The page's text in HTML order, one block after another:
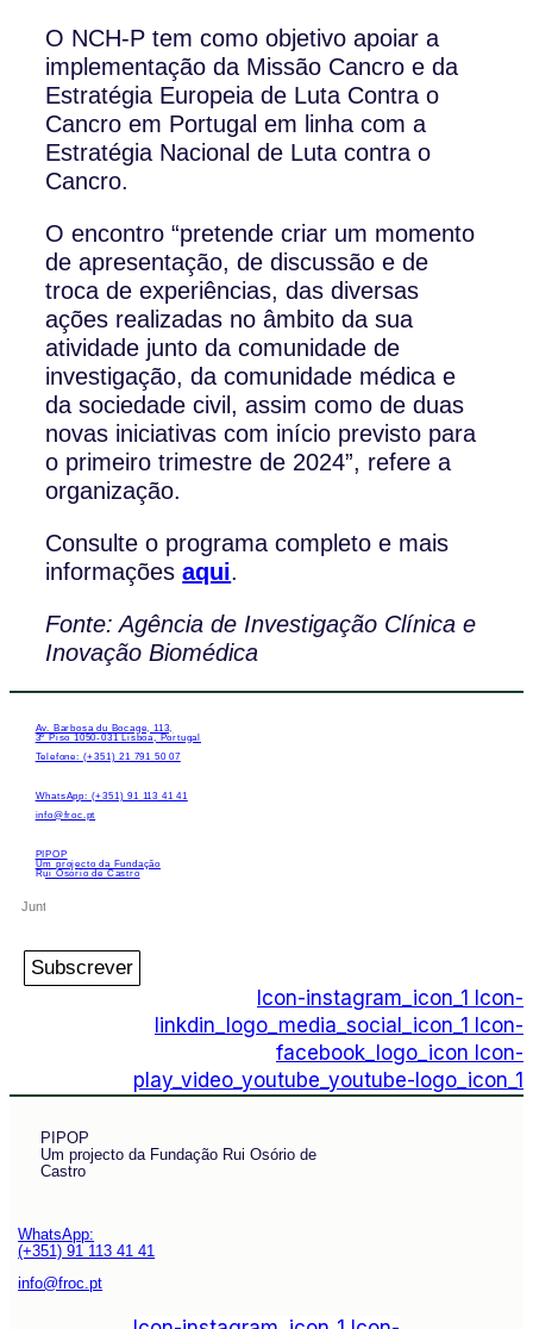
O NCH-P tem como objetivo apoiar a
implementação da Missão Cancro e da
Estratégia Europeia de Luta Contra o
Cancro em Portugal em linha com a
Estratégia Nacional de Luta contra o
Cancro.
O encontro “pretende criar um momento
de apresentação, de discussão e de
troca de experiências, das diversas
ações realizadas no âmbito da sua
atividade junto da comunidade de
investigação, da comunidade médica e
da sociedade civil, assim como de duas
novas iniciativas com início previsto para
o primeiro trimestre de 2024”, refere a
organização.
Consulte o programa completo e mais
informaçõesaqui.
Fonte: Agência de Investigação Clínica e
Inovação Biomédica
Av. Barbosa du Bocage, 113,
3º Piso 1050-031 Lisboa, Portugal
Telefone: (+351) 21 791 50 07
WhatsApp: (+351) 91 113 41 41
info@froc.pt
PIPOP
Um projecto da Fundação
Rui Osório de Castro
Subscrever
Icon-instagram_icon_1 Icon-
linkdin_logo_media_social_icon_1 Icon-
facebook_logo_icon Icon-
play_video_youtube_youtube-logo_icon_1
PIPOP
Um projecto da Fundação Rui Osório de
Castro
WhatsApp:
(+351) 91 113 41 41
info@froc.pt